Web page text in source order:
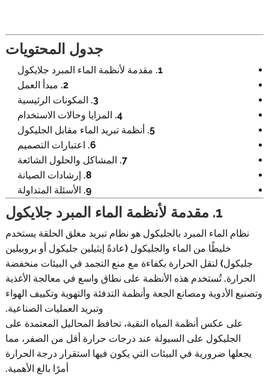
جدول المحتويات
1. مقدمة لأنظمة الماء المبرد جلايكول
2. مبدأ العمل
3. المكونات الرئيسية
4. المزايا وحالات الاستخدام
5. أنظمة تبريد الماء مقابل الجليكول
6. اعتبارات التصميم
7. المشاكل والحلول الشائعة
8. إرشادات الصيانة
9. الأسئلة المتداولة
1. مقدمة لأنظمة الماء المبرد جلايكول
نظام الماء المبرد بالجليكول هو نظام تبريد مغلق الحلقة يستخدم
خليطًا من الماء والجليكول (عادةً إيثيلين جليكول أو بروبيلين
جليكول) لنقل الحرارة بكفاءة مع منع التجمد في البيئات منخفضة
الحرارة. تُستخدم هذه الأنظمة على نطاق واسع في معالجة الأغذية
وتصنيع الأدوية ومصانع الجعة وأنظمة التدفئة والتهوية وتكييف الهواء
وتبريد العمليات الصناعية.
على عكس أنظمة المياه النقية، تحافظ المحاليل المعتمدة على
الجليكول على السيولة عند درجات حرارة أقل من الصفر، مما
يجعلها ضرورية في البيئات التي يكون فيها استقرار درجة الحرارة
أمرًا بالغ الأهمية.